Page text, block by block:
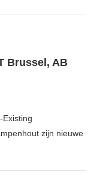
Brussel, AB
Existing
zijn nieuwe